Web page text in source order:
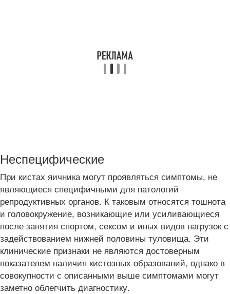
Неспецифические
При кистах яичника могут проявляться симптомы, не
являющиеся специфичными для патологий
репродуктивных органов. К таковым относятся тошнота
и головокружение, возникающие или усиливающиеся
после занятия спортом, сексом и иных видов нагрузок с
задействованием нижней половины туловища. Эти
клинические признаки не являются достоверным
показателем наличия кистозных образований, однако в
совокупности с описанными выше симптомами могут
заметно облегчить диагностику.